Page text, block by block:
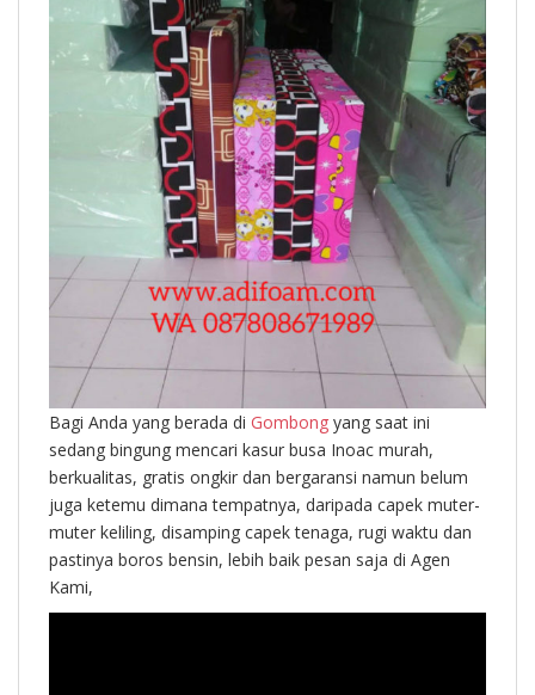
Bagi Anda yang berada di Gombong yang saat ini
sedang bingung mencari kasur busa Inoac murah,
berkualitas, gratis ongkir dan bergaransi namun belum
juga ketemu dimana tempatnya, daripada capek muter-
muter keliling, disamping capek tenaga, rugi waktu dan
pastinya boros bensin, lebih baik pesan saja di Agen
Kami,